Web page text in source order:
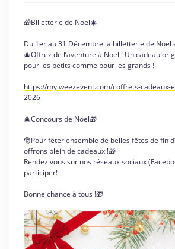
🎁Billetterie de Noel🎄
Du 1er au 31 Décembre la billetterie de Noel
🎄Offrez de l’aventure à Noel ! Un cadeau
pour les petits comme pour les grands !
https://my.weezevent.com/coffrets-cadeaux-
2026
🎄Concours de Noel🎁
🎅Pour fêter ensemble de belles fêtes de fin
offrons plein de cadeaux !🎁
Rendez vous sur nos réseaux sociaux
participer!
Bonne chance à tous !🎁